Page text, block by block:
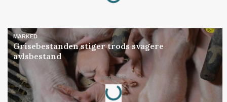
MARKED
Grisebestanden stiger trods svagere
avlsbestand
Annonce
Loading...